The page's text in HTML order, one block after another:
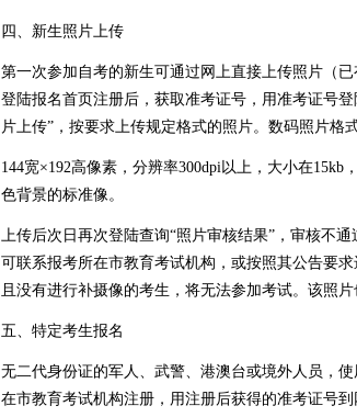
四、新生照片上传
第一次参加自考的新生可通过网上直接上传照片（
登陆报名首页注册后，获取准考证号，用准考证号
片上传”，按要求上传规定格式的照片。数码照片格
144宽×192高像素，分辨率300dpi以上，大小在
色背景的标准像。
上传后次日再次登陆查询“照片审核结果”，审核不
可联系报考所在市教育考试机构，或按照其公告要
且没有进行补摄像的考生，将无法参加考试。该照
五、特定考生报名
无二代身份证的军人、武警、港澳台或境外人员，
在市教育考试机构注册，用注册后获得的准考证号